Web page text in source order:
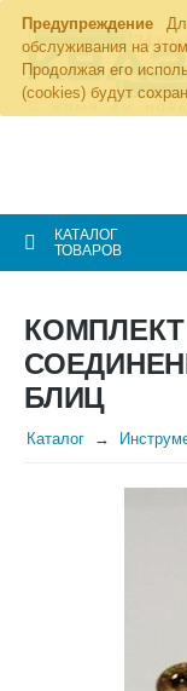
Предупреждение
обслуживания на
Продолжая его
(cookies) будут
КАТАЛОГ
ТОВАРОВ
БЛИЦ
Каталог